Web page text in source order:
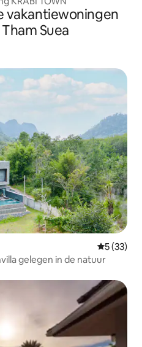
vakantiewoningen
Suea
5 (33)
gelegen in de natuur